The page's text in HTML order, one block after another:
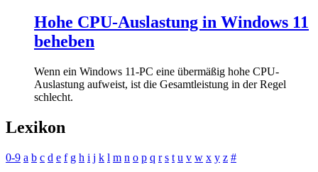
Hohe CPU-Auslastung in Windows 11
beheben
Wenn ein Windows 11-PC eine übermäßig hohe CPU-
Auslastung aufweist, ist die Gesamtleistung in der Regel
schlecht.
Lexikon
0-9 a b c d e f g h i j k l m n o p q r s t u v w x y z #